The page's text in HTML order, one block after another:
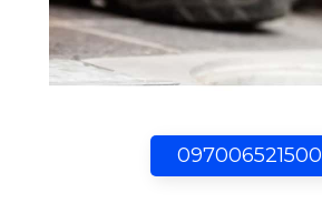
097006521500